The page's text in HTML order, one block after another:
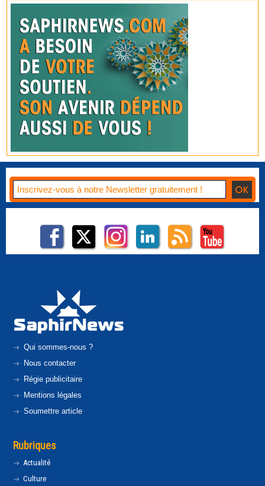
Qui sommes-nous ?
Nous contacter
Régie publicitaire
Mentions légales
Soumettre article
Rubriques
Actualité
Culture